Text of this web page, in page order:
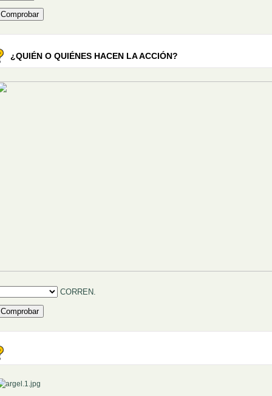
¿QUIÉN O QUIÉNES HACEN LA ACCIÓN?
huecos (1):CORREN.